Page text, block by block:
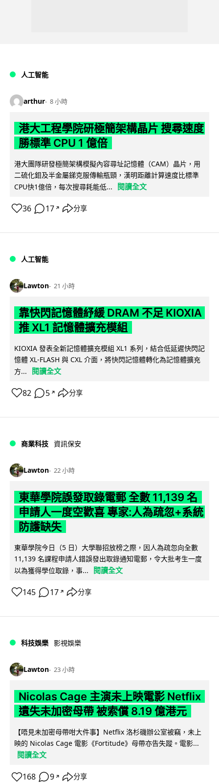
人工智能
arthur 8 小時
港大工程學院研極簡架構晶片 搜尋速度
勝標準 CPU 1 億倍
港大團隊研發極簡架構模擬內容尋址記憶體（CAM）晶片，用
二硫化鉬及半金屬銻克服傳輸瓶頸，漢明距離計算速度比標準
CPU快1億倍，每次搜尋耗能低...
閱讀全文
36 17 ↗ 分享
人工智能
Lawton 21 小時
靠快閃記憶體紓緩 DRAM 不足 KIOXIA
推 XL1 記憶體擴充模組
KIOXIA 發表全新記憶體擴充模組 XL1 系列，結合低延遲快閃記
憶體 XL-FLASH 與 CXL 介面，將快閃記憶體轉化為記憶體擴充
方...
閱讀全文
82 5 ↗ 分享
商業科技 資訊保安
Lawton 22 小時
東華學院誤發取錄電郵 全數 11,139 名
申請人一度空歡喜 專家:人為疏忽+系統
防護缺失
東華學院今日（5 日）大學聯招放榜之際，因人為疏忽向全數
11,139 名課程申請人錯誤發出取錄通知電郵，令大批考生一度
以為獲得學位取錄，事...
閱讀全文
145 17 ↗ 分享
科技娛樂 影視娛樂
Lawton 23 小時
Nicolas Cage 主演未上映電影 Netflix
遺失未加密母帶 被索償 8.19 億港元
【唔見未加密母帶咁大件事】Netflix 洛杉磯辦公室被竊，未上
映的 Nicolas Cage 電影《Fortitude》母帶亦告失蹤。電影...
閱讀全文
168 9 ↗ 分享